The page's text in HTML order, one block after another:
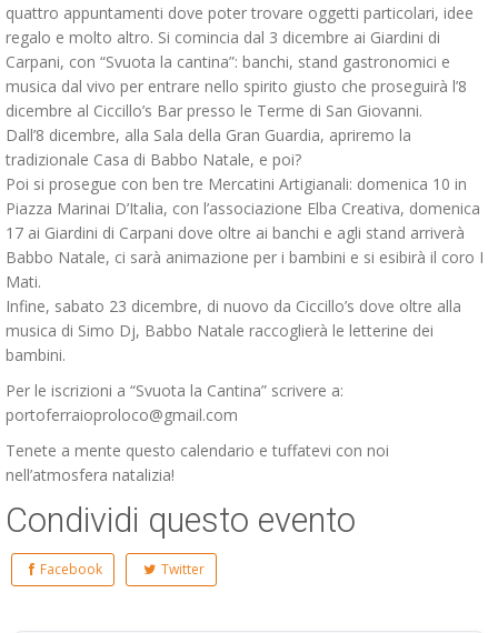
quattro appuntamenti dove poter trovare oggetti particolari, idee
regalo e molto altro. Si comincia dal 3 dicembre ai Giardini di
Carpani, con “Svuota la cantina”: banchi, stand gastronomici e
musica dal vivo per entrare nello spirito giusto che proseguirà l’8
dicembre al Ciccillo’s Bar presso le Terme di San Giovanni.
Dall’8 dicembre, alla Sala della Gran Guardia, apriremo la
tradizionale Casa di Babbo Natale, e poi?
Poi si prosegue con ben tre Mercatini Artigianali: domenica 10 in
Piazza Marinai D’Italia, con l’associazione Elba Creativa, domenica
17 ai Giardini di Carpani dove oltre ai banchi e agli stand arriverà
Babbo Natale, ci sarà animazione per i bambini e si esibirà il coro I
Mati.
Infine, sabato 23 dicembre, di nuovo da Ciccillo’s dove oltre alla
musica di Simo Dj, Babbo Natale raccoglierà le letterine dei
bambini.
Per le iscrizioni a “Svuota la Cantina” scrivere a:
portoferraioproloco@gmail.com
Tenete a mente questo calendario e tuffatevi con noi
nell’atmosfera natalizia!
Condividi questo evento
Facebook Twitter